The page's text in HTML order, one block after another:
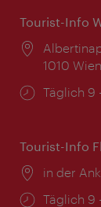
Tourist-Info
Ort:
1010 Wien
Täglich 9
Tourist-Info
Ort:
in der
Täglich 9